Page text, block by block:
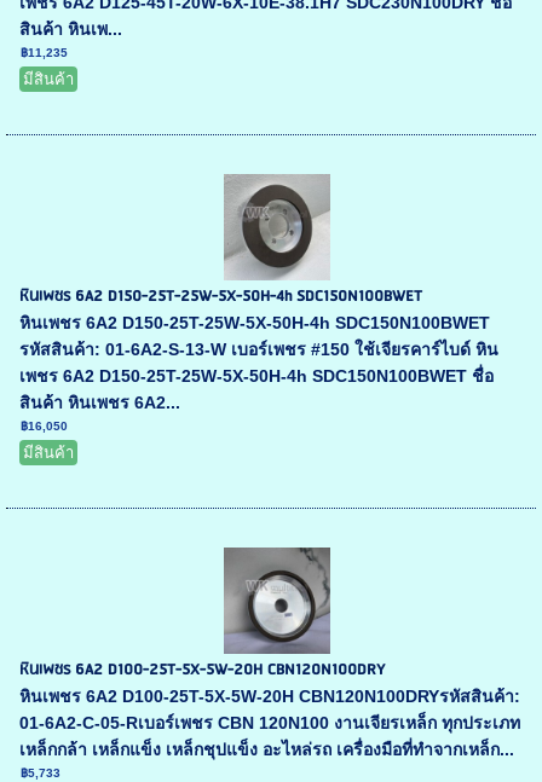
สินค้า หินเพ...
฿11,235
มีสินค้า
หินเพชร 6A2 D150-25T-25W-5X-50H-4h SDC150N100BWET
หินเพชร 6A2 D150-25T-25W-5X-50H-4h SDC150N100BWET
รหัสสินค้า: 01-6A2-S-13-W เบอร์เพชร #150 ใช้เจียรคาร์ไบด์ หิน
เพชร 6A2 D150-25T-25W-5X-50H-4h SDC150N100BWET ชื่อ
สินค้า หินเพชร 6A2...
฿16,050
มีสินค้า
หินเพชร 6A2 D100-25T-5X-5W-20H CBN120N100DRY
หินเพชร 6A2 D100-25T-5X-5W-20H CBN120N100DRYรหัสสินค้า:
01-6A2-C-05-Rเบอร์เพชร CBN 120N100 งานเจียรเหล็ก ทุกประเภท
เหล็กกล้า เหล็กแข็ง เหล็กชุปแข็ง อะไหล่รถ เครื่องมือที่ทำจากเหล็ก...
฿5,733